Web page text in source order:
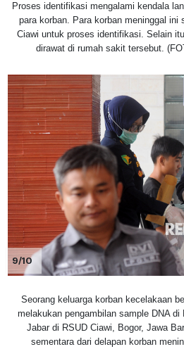
Proses identifikasi mengalami kendala
para korban. Para korban meninggal ini
Ciawi untuk proses identifikasi. Selain
dirawat di rumah sakit tersebut.
9/10
Seorang keluarga korban kecelakaan
melakukan pengambilan sample DNA
Jabar di RSUD Ciawi, Bogor, Jawa
sementara dari delapan korban